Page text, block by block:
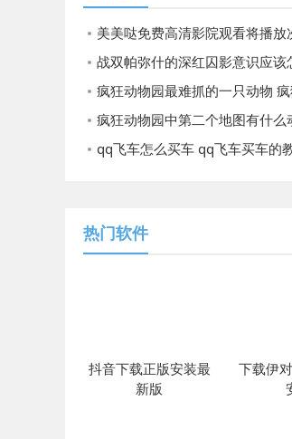
美美哒免费高清影院观看将播放次数限制解
战双帕弥什的深红囚影意识应该怎么来
疯狂动物园最难抓的一只动物 疯狂动
疯狂动物园中第二个地图有什么动物 疯
qq飞车怎么买车 qq飞车买车的
热门软件
抖音下载正版安装最
新版
下载伊